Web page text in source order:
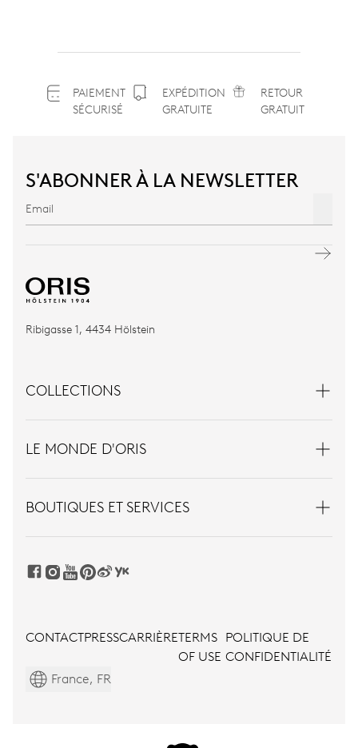
PAIEMENT
SÉCURISÉ
EXPÉDITION
GRATUITE
RETOUR
GRATUIT
S'ABONNER À LA NEWSLETTER
Ribigasse 1, 4434 Hölstein
COLLECTIONS
LE MONDE D'ORIS
BOUTIQUES ET SERVICES
CONTACTPRESSCARRIÈRETERMS
OF USE
POLITIQUE DE
CONFIDENTIALITÉ
France, FR